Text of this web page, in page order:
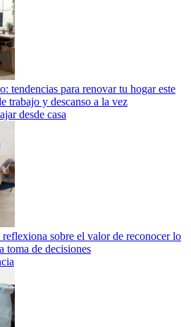
tendencias para renovar tu hogar este
trabajo y descanso a la vez
desde casa
sobre el valor de reconocer lo
toma de decisiones